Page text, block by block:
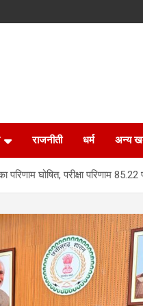
राजनीती धर्म अन्य
घोषित, परीक्षा परिणाम